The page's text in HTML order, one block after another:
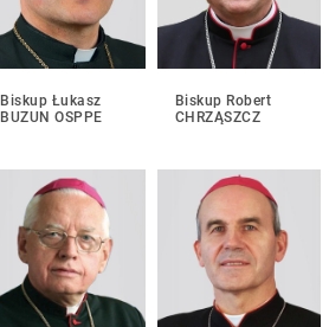
Biskup Łukasz
BUZUN OSPPE
Biskup Robert
CHRZĄSZCZ